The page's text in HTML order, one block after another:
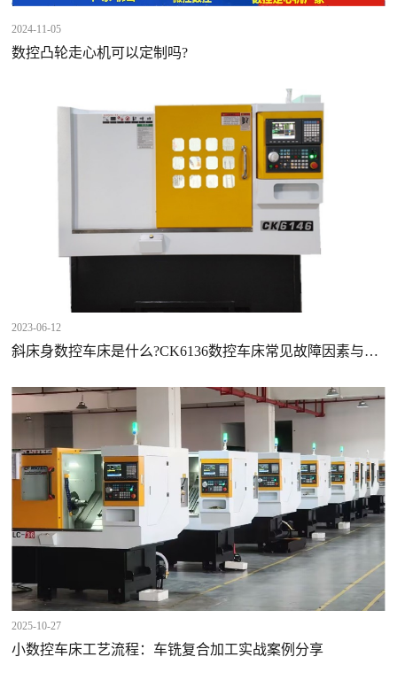
2024-11-05
数控凸轮走心机可以定制吗?
2023-06-12
斜床身数控车床是什么?CK6136数控车床常见故障因素与解
2025-10-27
小数控车床工艺流程：车铣复合加工实战案例分享